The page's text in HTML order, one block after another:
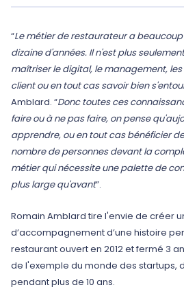
“Le métier de restaurateur a
dizaine d'années. Il n'est plus
maîtriser le digital, le management,
client ou en tout cas savoir bien
Amblard. “Donc toutes ces
faire ou à ne pas faire, on pense
apprendre, ou en tout cas bénéficier
nombre de personnes devant la
métier qui nécessite une palette de
plus large qu'avant”.
Romain Amblard tire l'envie de créer
d’accompagnement d’une histoire
restaurant ouvert en 2012 et fermé 3
de l'exemple du monde des startups,
pendant plus de 10 ans.